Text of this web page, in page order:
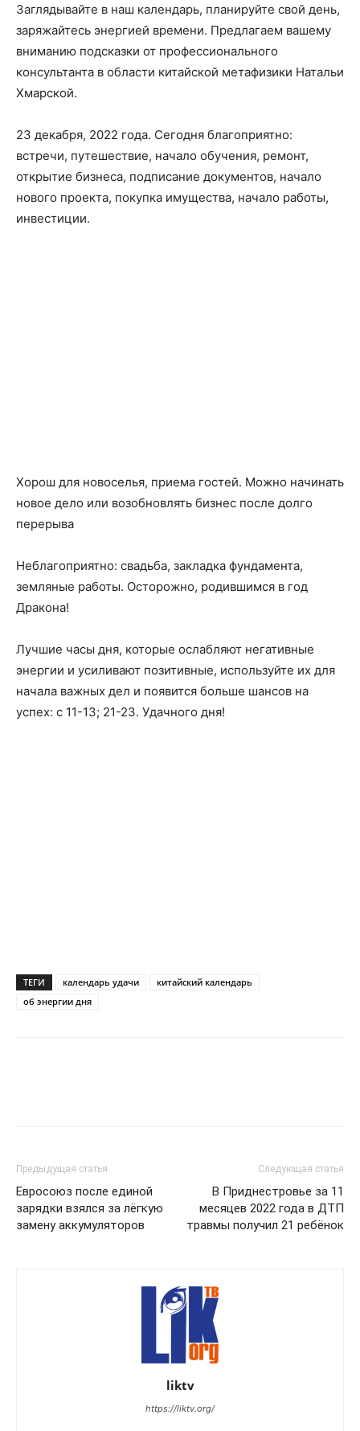
Заглядывайте в наш календарь, планируйте свой день,
заряжайтесь энергией времени. Предлагаем вашему
вниманию подсказки от профессионального
консультанта в области китайской метафизики Натальи
Хмарской.
23 декабря, 2022 года. Сегодня благоприятно:
встречи, путешествие, начало обучения, ремонт,
открытие бизнеса, подписание документов, начало
нового проекта, покупка имущества, начало работы,
инвестиции.
Хорош для новоселья, приема гостей. Можно начинать
новое дело или возобновлять бизнес после долго
перерыва
Неблагоприятно: свадьба, закладка фундамента,
земляные работы. Осторожно, родившимся в год
Дракона!
Лучшие часы дня, которые ослабляют негативные
энергии и усиливают позитивные, используйте их для
начала важных дел и появится больше шансов на
успех: с 11-13; 21-23. Удачного дня!
ТЕГИ календарь удачи
китайский календарь
об энергии дня
Предыдущая статья
Евросоюз после единой
зарядки взялся за лёгкую
замену аккумуляторов
Следующая статья
В Приднестровье за 11
месяцев 2022 года в ДТП
травмы получил 21 ребёнок
liktv
https://liktv.org/